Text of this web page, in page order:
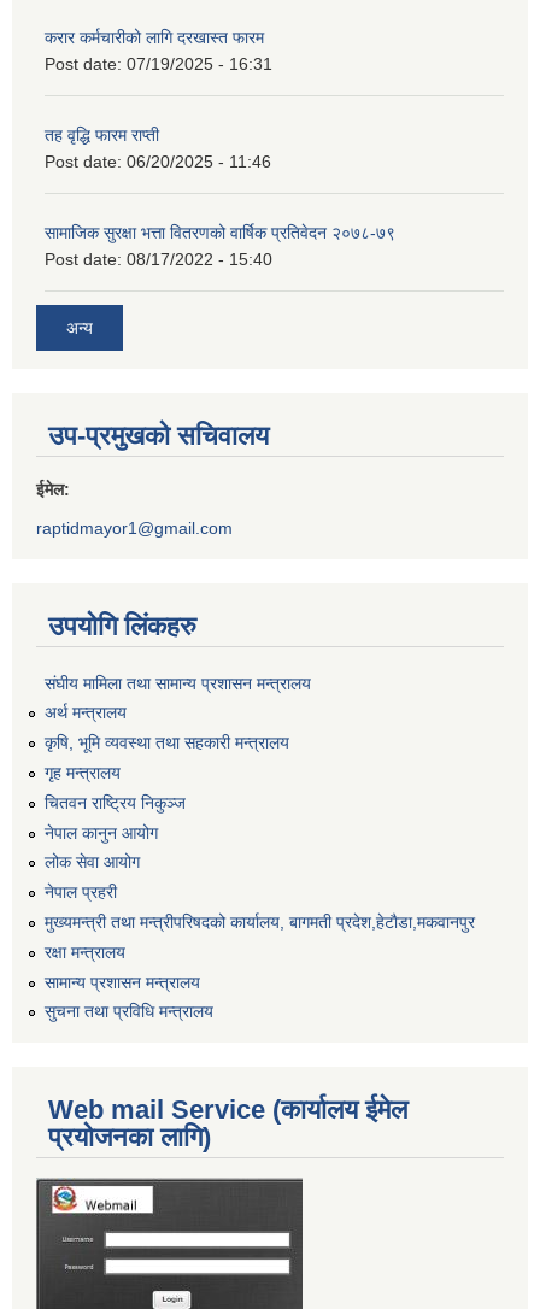
करार कर्मचारीको लागि दरखास्त फारम
Post date: 07/19/2025 - 16:31
तह वृद्धि फारम राप्ती
Post date: 06/20/2025 - 11:46
सामाजिक सुरक्षा भत्ता वितरणको वार्षिक प्रतिवेदन २०७८-७९
Post date: 08/17/2022 - 15:40
अन्य
उप-प्रमुखको सचिवालय
ईमेल:
raptidmayor1@gmail.com
उपयोगि लिंकहरु
संघीय मामिला तथा सामान्य प्रशासन मन्त्रालय
अर्थ मन्त्रालय
कृषि, भूमि व्यवस्था तथा सहकारी मन्त्रालय
गृह मन्त्रालय
चितवन राष्ट्रिय निकुञ्ज
नेपाल कानुन आयोग
लोक सेवा आयोग
नेपाल प्रहरी
मुख्यमन्त्री तथा मन्त्रीपरिषदको कार्यालय, बागमती प्रदेश,हेटाैडा,मकवानपुर
रक्षा मन्त्रालय
सामान्य प्रशासन मन्त्रालय
सुचना तथा प्रविधि मन्त्रालय
Web mail Service (कार्यालय ईमेल
प्रयोजनका लागि)